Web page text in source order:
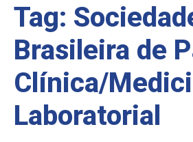
Tag:
Brasileira de
Clínica/
Laboratorial